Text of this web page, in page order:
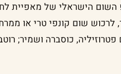
השום הישראלי של מאפיית
שום קונפי טרי או ממרח
כוסברה ושמיר;